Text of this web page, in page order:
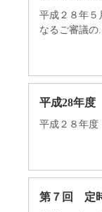
平成２８年５
なるご審議の
平成28年度
平成２８年
第７回 定